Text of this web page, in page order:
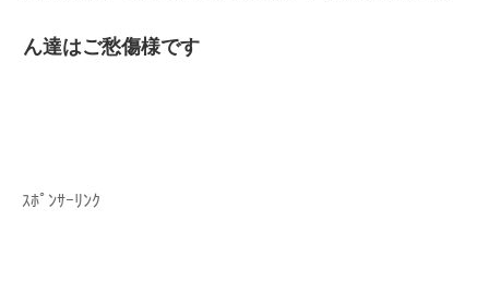
ん達はご愁傷様です
ｽﾎﾟﾝｻｰﾘﾝｸ